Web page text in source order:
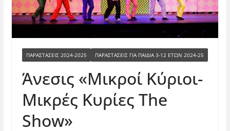
ΠΑΡΑΣΤΆΣΕΙΣ 2024-2025 ΠΑΡΑΣΤΆΣΕΙΣ ΓΙΑ ΠΑΙΔΙΆ 3-12 ΕΤΏΝ 2024-25
Άνεσις «Μικροί Κύριοι-
Μικρές Κυρίες The
Show»